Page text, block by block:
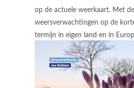
op de actuele weerkaart. Met de
weersverwachtingen op de
termijn in eigen land en in